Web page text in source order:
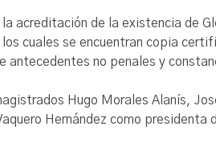
acreditación de la existencia de
cuales se encuentran copia
no penales y
Hugo Morales Alanís,
Hernández como